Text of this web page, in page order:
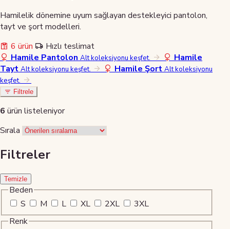
Hamilelik dönemine uyum sağlayan destekleyici pantolon,
tayt ve şort modelleri.
6 ürün
Hızlı teslimat
Hamile Pantolon Alt koleksiyonu keşfet.
Hamile
Tayt Alt koleksiyonu keşfet. Hamile Şort Alt koleksiyonu
keşfet.
Filtrele
6 ürün listeleniyor
Sırala
Filtreler
Temizle
Beden
S
M L XL 2XL
3XL
Renk